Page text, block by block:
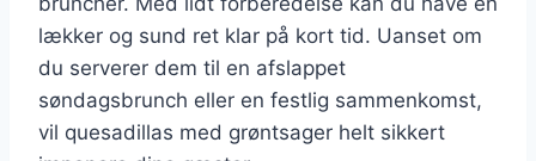
lækker og sund ret klar på kort tid. Uanset om
du serverer dem til en afslappet
søndagsbrunch eller en festlig sammenkomst,
vil quesadillas med grøntsager helt sikkert